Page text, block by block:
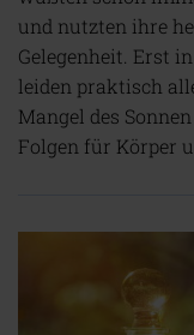
und nutzten ihre
Gelegenheit. Erst
leiden praktisch
Mangel des
Folgen für Körper